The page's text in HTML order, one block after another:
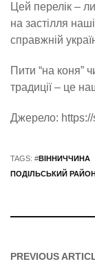
Цей перелік –
на застілля
справжній
Пити “на коня”
традиції – це
Джерело: https://
TAGS: #ВІННИЧЧИНА
ПОДІЛЬСЬКИЙ
PREVIOUS